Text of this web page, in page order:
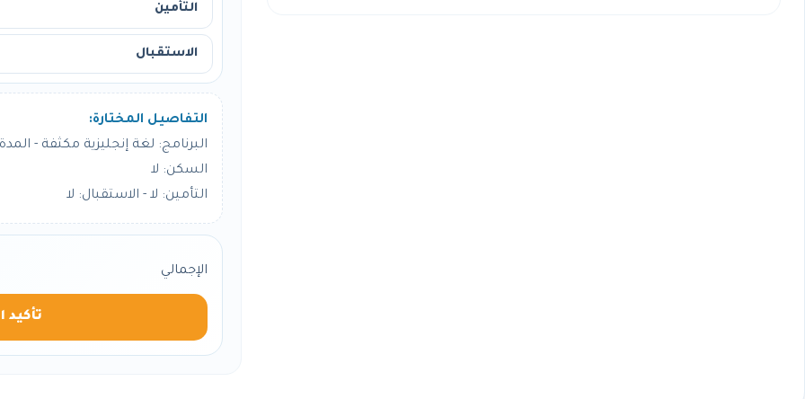
التأمين
الاستقبال
التفاصيل المختارة:
البرنامج: لغة إنجليزية مكثفة - المدة: 4
السكن: لا
التأمين: لا - الاستقبال: لا
الإجمالي
تأكيد